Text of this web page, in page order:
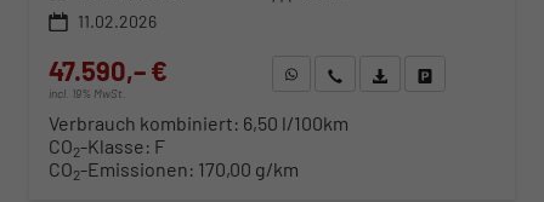
11.02.2026
47.590,– €
incl. 19% MwSt.
WhatsApp anfragen
Wir rufen Sie anFahrzeugexposé (PDF)
Verbrauch kombiniert: 6,50 l/100km
CO2-Klasse: F
CO2-Emissionen: 170,00 g/km